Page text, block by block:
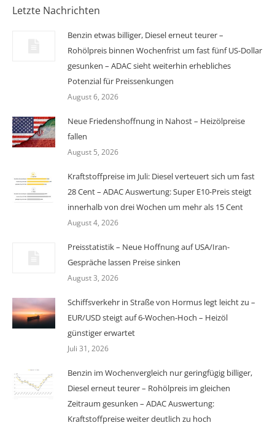
Letzte Nachrichten
Benzin etwas billiger, Diesel erneut teurer –
Rohölpreis binnen Wochenfrist um fast fünf US-Dollar
gesunken – ADAC sieht weiterhin erhebliches
Potenzial für Preissenkungen
August 6, 2026
Neue Friedenshoffnung in Nahost – Heizölpreise
fallen
August 5, 2026
Kraftstoffpreise im Juli: Diesel verteuert sich um fast
28 Cent – ADAC Auswertung: Super E10-Preis steigt
innerhalb von drei Wochen um mehr als 15 Cent
August 4, 2026
Preisstatistik – Neue Hoffnung auf USA/Iran-
Gespräche lassen Preise sinken
August 3, 2026
Schiffsverkehr in Straße von Hormus legt leicht zu –
EUR/USD steigt auf 6-Wochen-Hoch – Heizöl
günstiger erwartet
Juli 31, 2026
Benzin im Wochenvergleich nur geringfügig billiger,
Diesel erneut teurer – Rohölpreis im gleichen
Zeitraum gesunken – ADAC Auswertung:
Kraftstoffpreise weiter deutlich zu hoch